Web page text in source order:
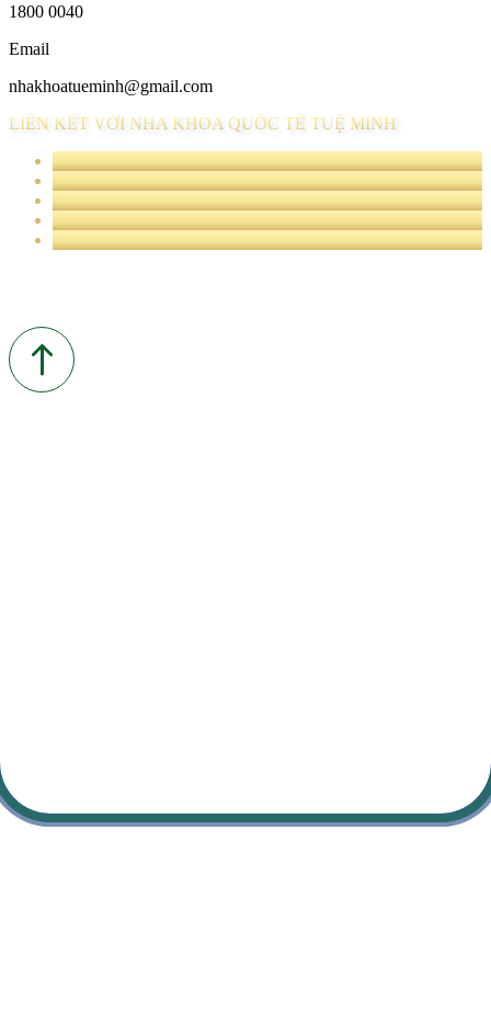
1800 0040
Email
nhakhoatueminh@gmail.com
LIÊN KẾT VỚI NHA KHOA QUỐC TẾ TUỆ MINH